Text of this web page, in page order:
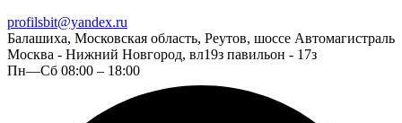
profilsbit@yandex.ru
Балашиха, Московская область, Реутов, шоссе Автомагистраль
Москва - Нижний Новгород, вл19з павильон - 17з
Пн—Сб 08:00 – 18:00